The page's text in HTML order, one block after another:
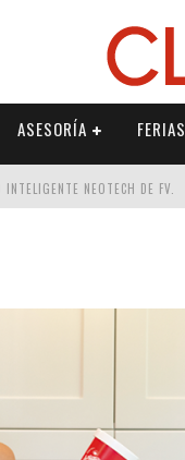
ASESORÍA FERIAS
NEOTECH DE FV.
ELEVAR TU ESPACIO